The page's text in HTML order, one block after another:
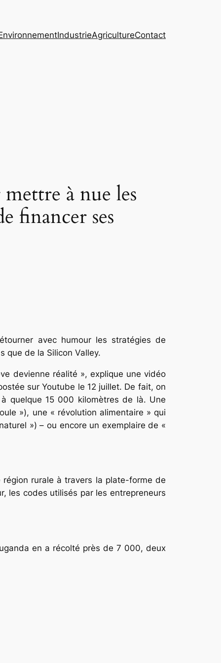
IndustrieAgricultureContact
à nue les
financer ses
avec humour les stratégies de
que de la Silicon Valley.
devienne réalité », explique une vidéo
sur Youtube le 12 juillet. De fait, on
quelque 15 000 kilomètres de là. Une
»), une « révolution alimentaire » qui
») – ou encore un exemplaire de «
rurale à travers la plate-forme de
les codes utilisés par les entrepreneurs
en a récolté près de 7 000, deux